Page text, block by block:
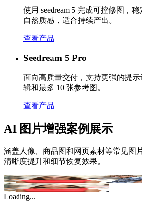
使用 seedream 5 完成可控修图，
自然质感，适合持续产出。
查看产品
Seedream 5 Pro
面向高质量交付，支持更强的提
辑和最多 10 张参考图。
查看产品
AI 图片增强案例展示
涵盖人像、商品图和网页素材等常见图
清晰度提升和细节恢复效果。
Original
AI Enhanced
Loading...